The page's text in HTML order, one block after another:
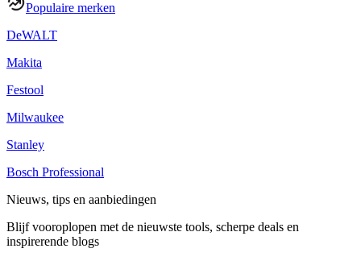
Populaire merken
DeWALT
Makita
Festool
Milwaukee
Stanley
Bosch Professional
Nieuws, tips en aanbiedingen
Blijf vooroplopen met de nieuwste tools, scherpe deals en
inspirerende blogs